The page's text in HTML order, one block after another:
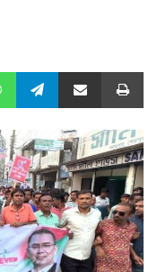
WhatsAppTelegramShare via Email